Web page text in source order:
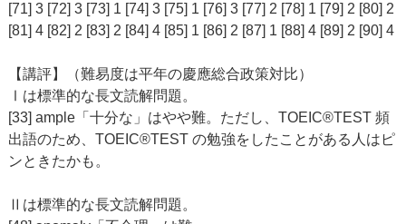
[71] 3 [72] 3 [73] 1 [74] 3 [75] 1 [76] 3 [77] 2 [78] 1 [79] 2 [80] 2
[81] 4 [82] 2 [83] 2 [84] 4 [85] 1 [86] 2 [87] 1 [88] 4 [89] 2 [90] 4
【講評】（難易度は平年の慶應総合政策対比）
Ⅰは標準的な長文読解問題。
[33] ample「十分な」はやや難。ただし、TOEIC®TEST 頻
出語のため、TOEIC®TEST の勉強をしたことがある人はピ
ンときたかも。
Ⅱは標準的な長文読解問題。